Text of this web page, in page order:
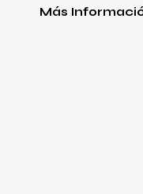
Más